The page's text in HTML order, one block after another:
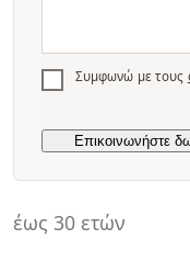
έως 30 ετών
Συμφωνώ με τους